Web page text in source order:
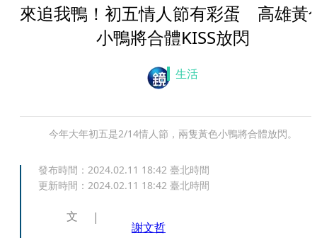
來追我鴨！初五情人節有彩蛋 高雄黃
小鴨將合體KISS放閃
生活
今年大年初五是2/14情人節，兩隻黃色小鴨將合體放閃。
發布時間： 2024.02.11 18:42 臺北時間
更新時間： 2024.02.11 18:42 臺北時間
文
謝文哲